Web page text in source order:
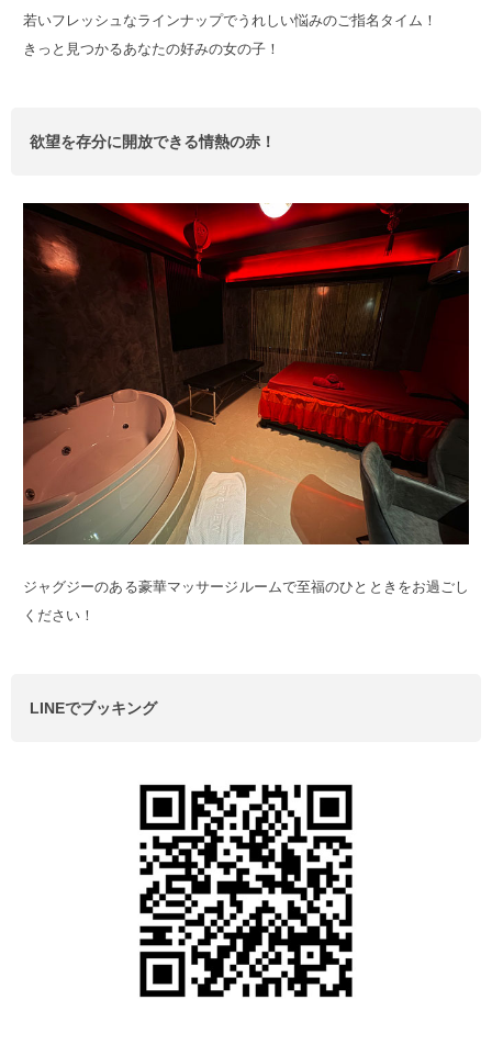
若いフレッシュなラインナップでうれしい悩みのご指名タイム！
きっと見つかるあなたの好みの女の子！
欲望を存分に開放できる情熱の赤！
ジャグジーのある豪華マッサージルームで至福のひとときをお過ごし
ください！
LINEでブッキング